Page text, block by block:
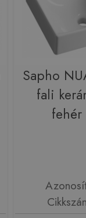
Sapho
fali
fehér